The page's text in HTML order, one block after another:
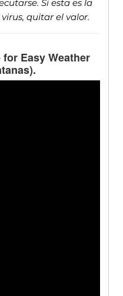
Si esta es la
quitar el valor.
Easy Weather